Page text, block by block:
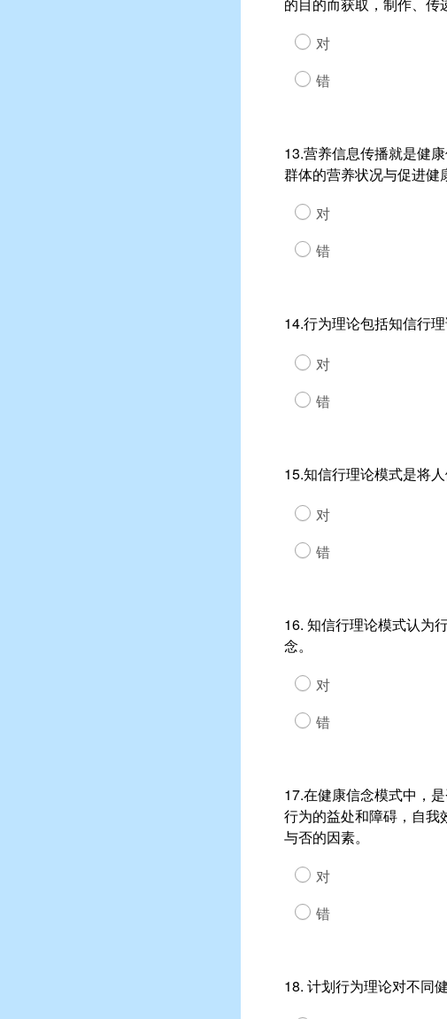
对
错
13.营养信息传播就是健
群体的营养状况与促进健
对
错
14.行为理论包括知信行
对
错
15.知信行理论模式是将
对
错
16. 知信行理论模式认为
念。
对
错
17.在健康信念模式中，
行为的益处和障碍，自我
与否的因素。
对
错
18. 计划行为理论对不同